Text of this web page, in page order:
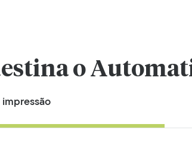
o